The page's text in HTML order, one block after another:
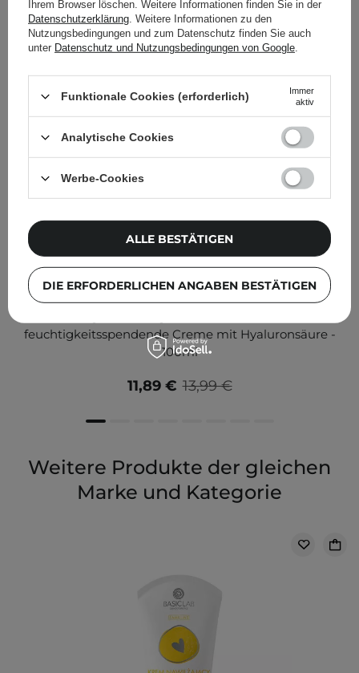
anderen Kunden geprüft
IM SONDERANGEBOT
feuchtigkeitsspendende Creme mit Hyaluronsäure -
100ml
13,99 €
11,89 €
Weitere Produkte der gleichen
Marke und Kategorie
Ihrem Browser löschen. Weitere Informationen finden Sie in der
Datenschutzerklärung . Weitere Informationen zu den
Nutzungsbedingungen und zum Datenschutz finden Sie auch
unter Datenschutz und Nutzungsbedingungen von Google
Funktionale Cookies (erforderlich)
Immer
aktiv
Analytische Cookies
Werbe-Cookies
DIE ERFORDERLICHEN ANGABEN BESTÄTIGEN
ALLE BESTÄTIGEN